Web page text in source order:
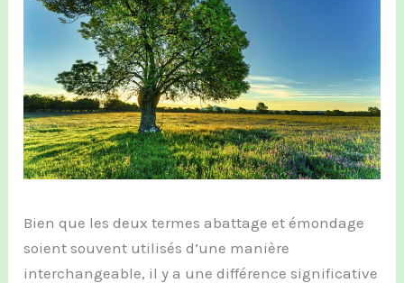
Bien que les deux termes abattage et émondage
soient souvent utilisés d’une manière
interchangeable, il y a une différence significative